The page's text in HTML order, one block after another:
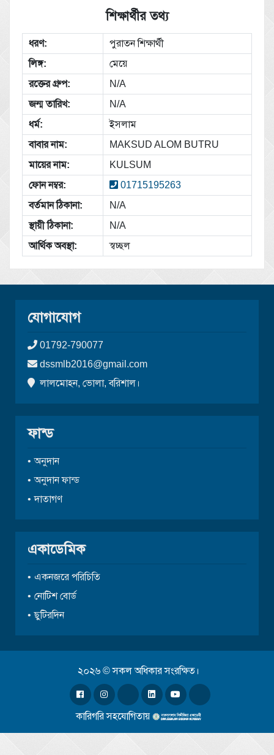
শিক্ষার্থীর তথ্য
ধরণ:
পুরাতন শিক্ষার্থী
লিঙ্গ:
মেয়ে
রক্তের গ্রুপ:
N/A
জন্ম তারিখ:
N/A
ধর্ম:
ইসলাম
বাবার নাম:
MAKSUD ALOM BUTRU
মায়ের নাম:
KULSUM
ফোন নম্বর:
01715195263
বর্তমান ঠিকানা:
N/A
স্থায়ী ঠিকানা:
N/A
আর্থিক অবস্থা:
স্বচ্ছল
যোগাযোগ
01792-790077
dssmlb2016@gmail.com
লালমোহন, ভোলা, বরিশাল।
ফান্ড
অনুদান
অনুদান ফান্ড
দাতাগণ
একাডেমিক
একনজরে পরিচিতি
নোটিশ বোর্ড
ছুটিরদিন
২০২৬ © সকল অধিকার সংরক্ষিত।
কারিগরি সহযোগিতায়